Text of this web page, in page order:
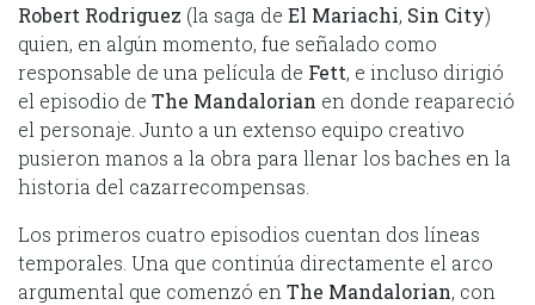
Robert Rodriguez (la saga de El Mariachi, Sin City)
quien, en algún momento, fue señalado como
responsable de una película de Fett, e incluso dirigió
el episodio de The Mandalorian en donde reapareció
el personaje. Junto a un extenso equipo creativo
pusieron manos a la obra para llenar los baches en la
historia del cazarrecompensas.
Los primeros cuatro episodios cuentan dos líneas
temporales. Una que continúa directamente el arco
argumental que comenzó en The Mandalorian, con